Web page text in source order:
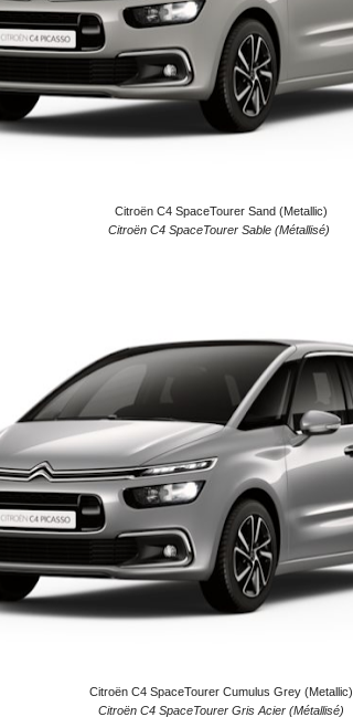
Citroën C4 SpaceTourer Sand (Metallic)
Citroën C4 SpaceTourer Sable (Métallisé)
Citroën C4 SpaceTourer Cumulus Grey (Metallic)
Citroën C4 SpaceTourer Gris Acier (Métallisé)